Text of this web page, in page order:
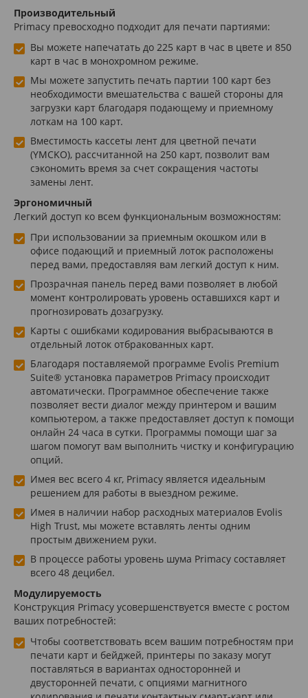
Производительный
Primacy превосходно подходит для печати партиями:
Вы можете напечатать до 225 карт в час в цвете и 850
карт в час в монохромном режиме.
Мы можете запустить печать партии 100 карт без
необходимости вмешательства с вашей стороны для
загрузки карт благодаря подающему и приемному
лоткам на 100 карт.
Вместимость кассеты лент для цветной печати
(YMCKO), рассчитанной на 250 карт, позволит вам
сэкономить время за счет сокращения частоты
замены лент.
Эргономичный
Легкий доступ ко всем функциональным возможностям:
При использовании за приемным окошком или в
офисе подающий и приемный лоток расположены
перед вами, предоставляя вам легкий доступ к ним.
Прозрачная панель перед вами позволяет в любой
момент контролировать уровень оставшихся карт и
прогнозировать дозагрузку.
Карты с ошибками кодирования выбрасываются в
отдельный лоток отбракованных карт.
Благодаря поставляемой программе Evolis Premium
Suite® установка параметров Primacy происходит
автоматически. Программное обеспечение также
позволяет вести диалог между принтером и вашим
компьютером, а также предоставляет доступ к помощи
онлайн 24 часа в сутки. Программы помощи шаг за
шагом помогут вам выполнить чистку и конфигурацию
опций.
Имея вес всего 4 кг, Primacy является идеальным
решением для работы в выездном режиме.
Имея в наличии набор расходных материалов Evolis
High Trust, мы можете вставлять ленты одним
простым движением руки.
В процессе работы уровень шума Primacy составляет
всего 48 децибел.
Модулируемость
Конструкция Primacy усовершенствуется вместе с ростом
ваших потребностей:
Чтобы соответствовать всем вашим потребностям при
печати карт и бейджей, принтеры по заказу могут
поставляться в вариантах односторонней и
двусторонней печати, с опциями магнитного